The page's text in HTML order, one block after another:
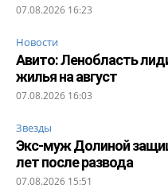
07.08.2026 16:23
Новости
Авито: Ленобласть
жилья на август
07.08.2026 16:03
Звезды
Экс-муж Долиной
лет после развода
07.08.2026 15:51